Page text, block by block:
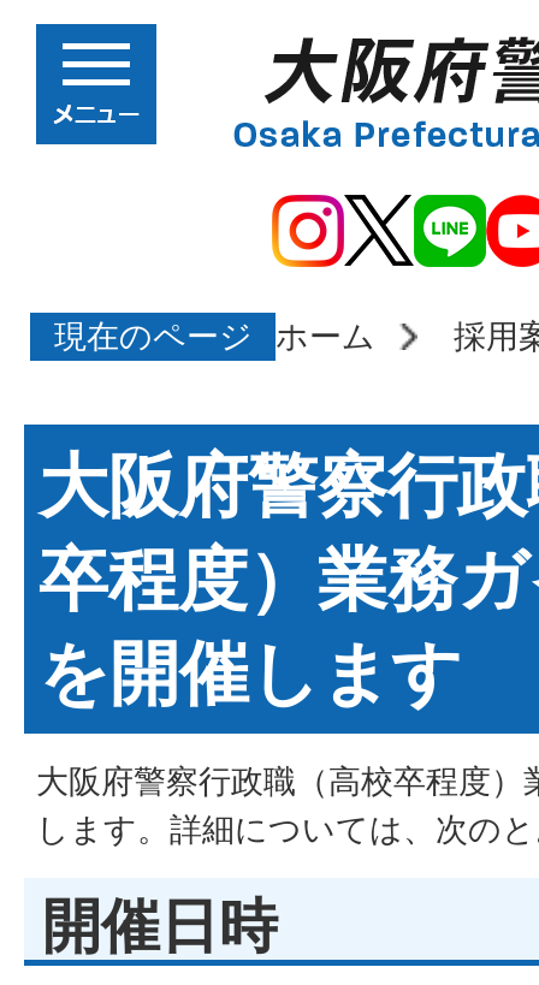
現在のページ ホーム 採用
大阪府警察行
卒程度）業務
を開催します
大阪府警察行政職（高校卒程度
します。詳細については、次の
開催日時